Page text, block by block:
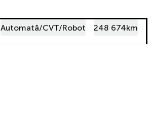
Automată/CVT/Robot 248 674km